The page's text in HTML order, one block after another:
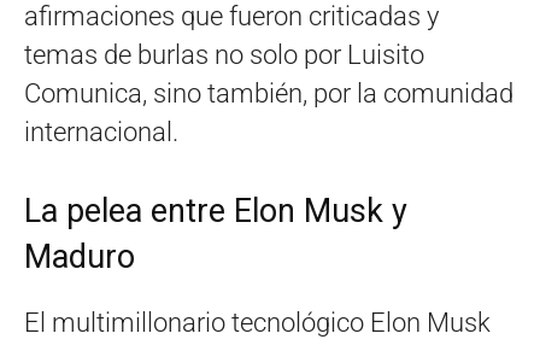
afirmaciones que fueron criticadas y
temas de burlas no solo por Luisito
Comunica, sino también, por la comunidad
internacional.
La pelea entre Elon Musk y
Maduro
El multimillonario tecnológico Elon Musk